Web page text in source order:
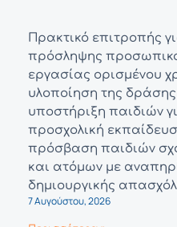
Πρακτικό επιτροπής
πρόσληψης
εργασίας ορισμένου
υλοποίηση της
υποστήριξη παιδιών
προσχολική
πρόσβαση παιδιών
και ατόμων με
δημιουργικής
7 Αυγούστου, 2026